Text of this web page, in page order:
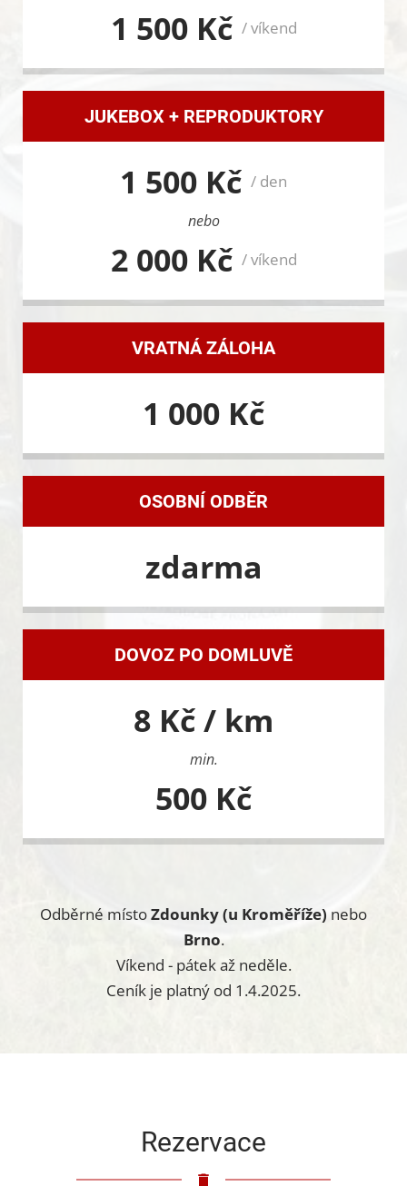
1 500 Kč / víkend
JUKEBOX + REPRODUKTORY
1 500 Kč / den
nebo
2 000 Kč / víkend
VRATNÁ ZÁLOHA
1 000 Kč
OSOBNÍ ODBĚR
zdarma
DOVOZ PO DOMLUVĚ
8 Kč / km
min.
500 Kč
Odběrné místoZdounky (u Kroměříže) nebo
Brno.
Víkend - pátek až neděle.
Ceník je platný od 1.4.2025.
Rezervace